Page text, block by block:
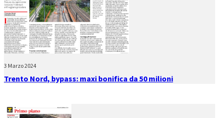
3 Marzo 2024
Trento Nord, bypass: maxi bonifica da 50 milioni